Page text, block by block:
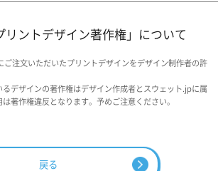
リントデザイン著作権」について
ご注文いただいたプリントデザインをデザイン制作者の許
るデザインの著作権はデザイン作成者とスウェット.jpに属
は著作権違反となります。予めご注意ください。
戻る